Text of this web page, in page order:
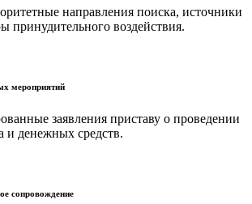
направления поиска, источники
принудительного воздействия.
мероприятий
заявления приставу о проведении
и денежных средств.
сопровождение